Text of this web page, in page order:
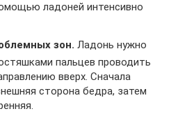
ладоней интенсивно
зон. Ладонь нужно
пальцев проводить
вверх. Сначала
сторона бедра, затем